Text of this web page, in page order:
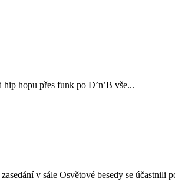
hopu přes funk po D’n’B vše...
v sále Osvětové besedy se účastnili